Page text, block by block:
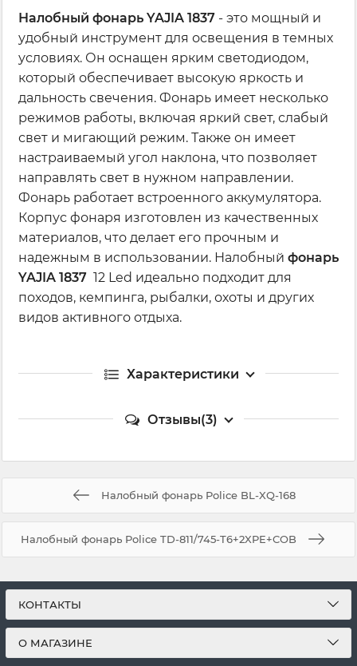
Налобный фонарь YAJIA 1837 - это мощный и
удобный инструмент для освещения в темных
условиях. Он оснащен ярким светодиодом,
который обеспечивает высокую яркость и
дальность свечения. Фонарь имеет несколько
режимов работы, включая яркий свет, слабый
свет и мигающий режим. Также он имеет
настраиваемый угол наклона, что позволяет
направлять свет в нужном направлении.
Фонарь работает встроенного аккумулятора.
Корпус фонаря изготовлен из качественных
материалов, что делает его прочным и
надежным в использовании. Налобный фонарь
YAJIA 1837 12 Led идеально подходит для
походов, кемпинга, рыбалки, охоты и других
видов активного отдыха.
Характеристики
Отзывы(3)
Налобный фонарь Police BL-XQ-168
Налобный фонарь Police TD-811/745-T6+2XPE+COB
КОНТАКТЫ
О МАГАЗИНЕ